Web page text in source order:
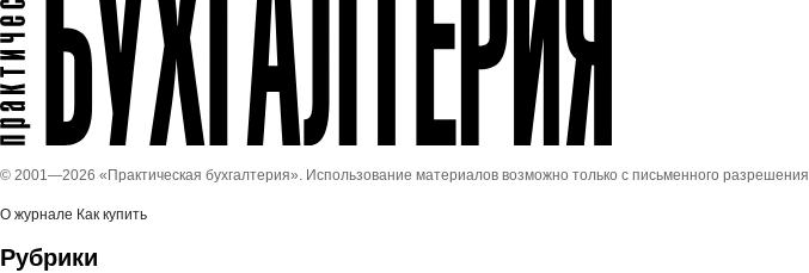
© 2001—2026 «Практическая бухгалтерия». Использование материалов возможно только с письменного разрешения
О журнале Как купить
Рубрики